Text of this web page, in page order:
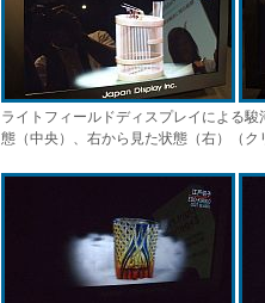
ライトフィールドディスプレイによる
態（中央）、右から見た状態（右）（ク